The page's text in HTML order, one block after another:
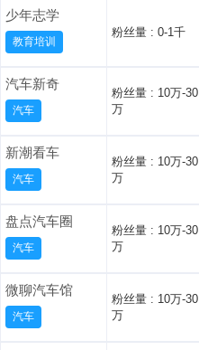
少年志学
教育培训
粉丝量 : 0-1千
汽车新奇
汽车
粉丝量 : 10万-30
万
新潮看车
汽车
粉丝量 : 10万-30
万
盘点汽车圈
汽车
粉丝量 : 10万-30
万
微聊汽车馆
汽车
粉丝量 : 10万-30
万